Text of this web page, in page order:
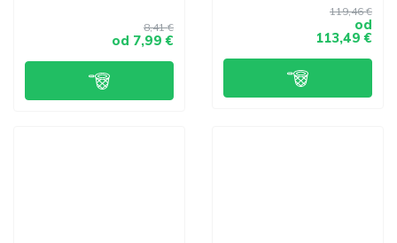
8,41 €
od 7,99 €
119,46 €
od
113,49 €